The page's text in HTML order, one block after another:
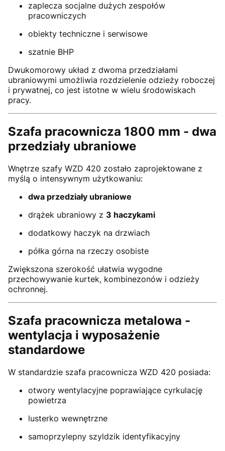
zaplecza socjalne dużych zespołów
pracowniczych
obiekty techniczne i serwisowe
szatnie BHP
Dwukomorowy układ z dwoma przedziałami
ubraniowymi umożliwia rozdzielenie odzieży roboczej
i prywatnej, co jest istotne w wielu środowiskach
pracy.
Szafa pracownicza 1800 mm - dwa
przedziały ubraniowe
Wnętrze szafy WZD 420 zostało zaprojektowane z
myślą o intensywnym użytkowaniu:
dwa przedziały ubraniowe
drążek ubraniowy z 3 haczykami
dodatkowy haczyk na drzwiach
półka górna na rzeczy osobiste
Zwiększona szerokość ułatwia wygodne
przechowywanie kurtek, kombinezonów i odzieży
ochronnej.
Szafa pracownicza metalowa -
wentylacja i wyposażenie
standardowe
W standardzie szafa pracownicza WZD 420 posiada:
otwory wentylacyjne poprawiające cyrkulację
powietrza
lusterko wewnętrzne
samoprzylepny szyldzik identyfikacyjny